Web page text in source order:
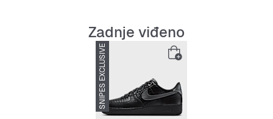
Niskoprofilni dizajn za veću slobodu pokreta
Stabilna i izdržljiva izrada
Klasican vezni sustav
Potpuno crna boja za svestran izgled
Zadnje viđeno
SNIPES EXCLUSIVE